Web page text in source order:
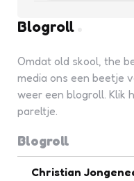
Blogroll
Omdat old skool, the
media ons een beetje
weer een blogroll. Klik
pareltje.
Blogroll
Christian